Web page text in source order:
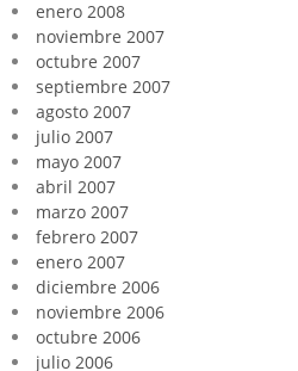
enero 2008
noviembre 2007
octubre 2007
septiembre 2007
agosto 2007
julio 2007
mayo 2007
abril 2007
marzo 2007
febrero 2007
enero 2007
diciembre 2006
noviembre 2006
octubre 2006
julio 2006